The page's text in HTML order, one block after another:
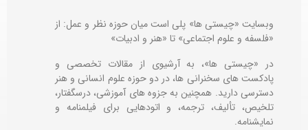
وبسایت «چیستی ها» پلی است میان حوزه نظر و عمل: از
«فلسفه و علوم اجتماعی» تا «هنر و ادبیات»
در «چیستی ها»، به آرشیوی از مقالات تخصصی و
پادکست های سخنرانی ها، در دو حوزه علوم انسانی و هنر
دسترسی دارید. همچنین به جزوه های آموزشی، درسگفتار،
تلخیص، تألیف، ترجمه، و اتودهایی برایفیلمنامه و
نمایشنامه.